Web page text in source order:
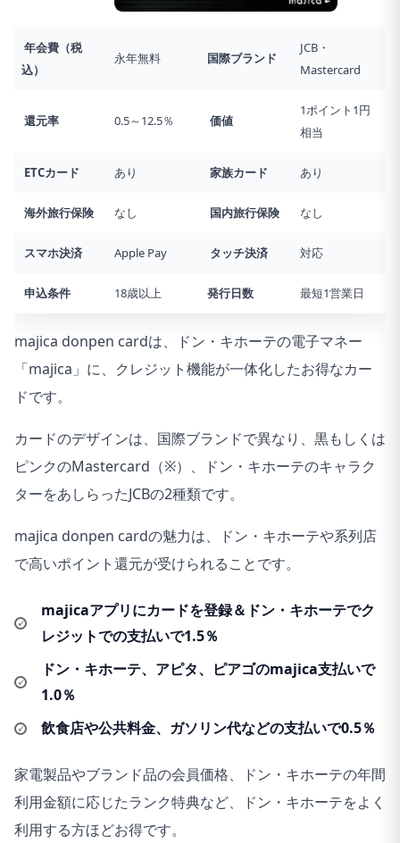
年会費（税
込）
永年無料 国際ブランド
JCB・
Mastercard
還元率 0.5～12.5％ 価値
1ポイント1円
相当
ETCカード あり 家族カード あり
海外旅行保険 なし 国内旅行保険 なし
スマホ決済 Apple Pay タッチ決済 対応
申込条件 18歳以上 発行日数 最短1営業日
majica donpen cardは、ドン・キホーテの電子マネー
「majica」に、クレジット機能が一体化したお得なカー
ドです。
カードのデザインは、国際ブランドで異なり、黒もしくは
ピンクのMastercard（※）、ドン・キホーテのキャラク
ターをあしらったJCBの2種類です。
majica donpen cardの魅力は、ドン・キホーテや系列店
で高いポイント還元が受けられることです。
majicaアプリにカードを登録＆ドン・キホーテでク
レジットでの支払いで1.5％
ドン・キホーテ、アピタ、ピアゴのmajica支払いで
1.0％
飲食店や公共料金、ガソリン代などの支払いで0.5％
家電製品やブランド品の会員価格、ドン・キホーテの年間
利用金額に応じたランク特典など、ドン・キホーテをよく
利用する方ほどお得です。